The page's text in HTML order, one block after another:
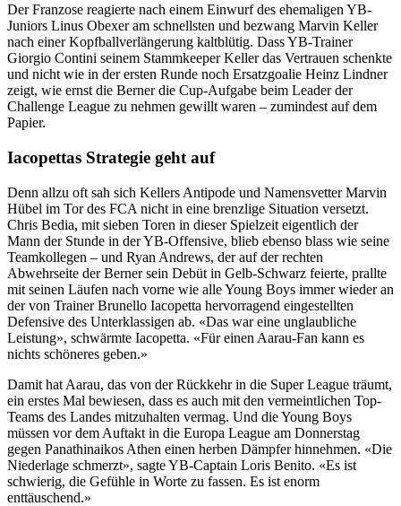
Der Franzose reagierte nach einem Einwurf des ehemaligen YB-
Juniors Linus Obexer am schnellsten und bezwang Marvin Keller
nach einer Kopfballverlängerung kaltblütig. Dass YB-Trainer
Giorgio Contini seinem Stammkeeper Keller das Vertrauen schenkte
und nicht wie in der ersten Runde noch Ersatzgoalie Heinz Lindner
zeigt, wie ernst die Berner die Cup-Aufgabe beim Leader der
Challenge League zu nehmen gewillt waren – zumindest auf dem
Papier.
Iacopettas Strategie geht auf
Denn allzu oft sah sich Kellers Antipode und Namensvetter Marvin
Hübel im Tor des FCA nicht in eine brenzlige Situation versetzt.
Chris Bedia, mit sieben Toren in dieser Spielzeit eigentlich der
Mann der Stunde in der YB-Offensive, blieb ebenso blass wie seine
Teamkollegen – und Ryan Andrews, der auf der rechten
Abwehrseite der Berner sein Debüt in Gelb-Schwarz feierte, prallte
mit seinen Läufen nach vorne wie alle Young Boys immer wieder an
der von Trainer Brunello Iacopetta hervorragend eingestellten
Defensive des Unterklassigen ab. «Das war eine unglaubliche
Leistung», schwärmte Iacopetta. «Für einen Aarau-Fan kann es
nichts schöneres geben.»
Damit hat Aarau, das von der Rückkehr in die Super League träumt,
ein erstes Mal bewiesen, dass es auch mit den vermeintlichen Top-
Teams des Landes mitzuhalten vermag. Und die Young Boys
müssen vor dem Auftakt in die Europa League am Donnerstag
gegen Panathinaikos Athen einen herben Dämpfer hinnehmen. «Die
Niederlage schmerzt», sagte YB-Captain Loris Benito. «Es ist
schwierig, die Gefühle in Worte zu fassen. Es ist enorm
enttäuschend.»